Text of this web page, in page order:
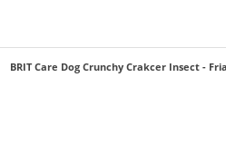
BRIT Care Dog Crunchy Crakcer Insect -